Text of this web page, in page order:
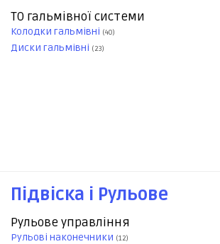
ТО гальмівної системи
Колодки гальмівні (40)
Диски гальмівні (23)
Підвіска і Рульове
Рульове управління
Рульові наконечники (12)